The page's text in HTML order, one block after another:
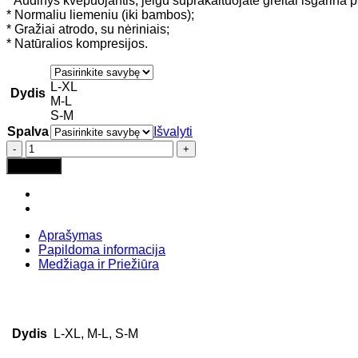
* Normaliu liemeniu (iki bambos);
* Gražiai atrodo, su nėriniais;
* Natūralios kompresijos.
Dydis L-XL
M-L
S-M
Spalva
Išvalyti
produkto
kiekis:
Intimidea
besiūlės
kelnaitės
liemeniu
-
311759
Aprašymas
Papildoma informacija
Medžiaga ir Priežiūra
Dydis L-XL, M-L, S-M